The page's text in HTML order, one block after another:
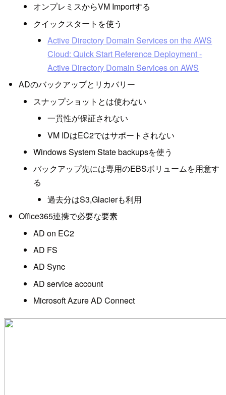
オンプレミスからVM Importする
クイックスタートを使う
Active Directory Domain Services on the AWS
Cloud: Quick Start Reference Deployment -
Active Directory Domain Services on AWS
ADのバックアップとリカバリー
スナップショットとは使わない
一貫性が保証されない
VM IDはEC2ではサポートされない
Windows System State backupsを使う
バックアップ先には専用のEBSボリュームを用意す
る
過去分はS3,Glacierも利用
Office365連携で必要な要素
AD on EC2
AD FS
AD Sync
AD service account
Microsoft Azure AD Connect